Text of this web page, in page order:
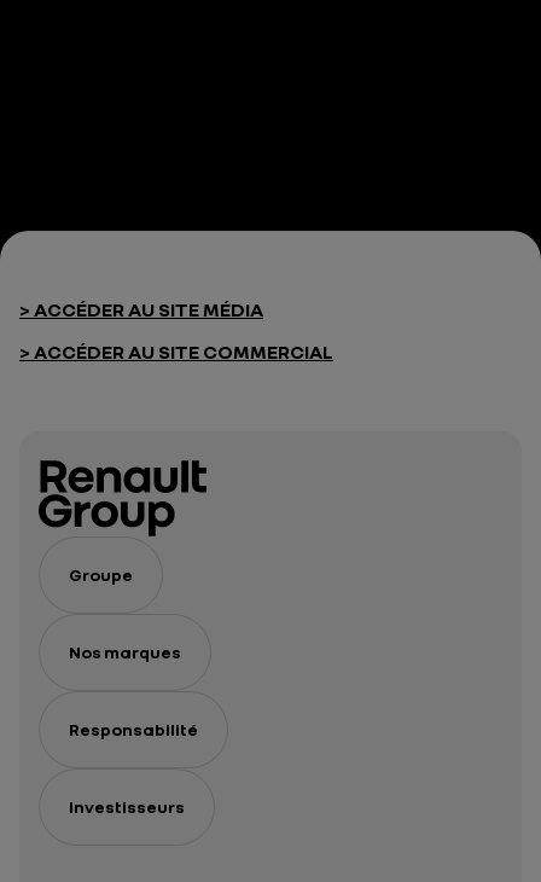
> ACCÉDER AU SITE MÉDIA
> ACCÉDER AU SITE COMMERCIAL
Groupe
Nos marques
Responsabilité
Investisseurs